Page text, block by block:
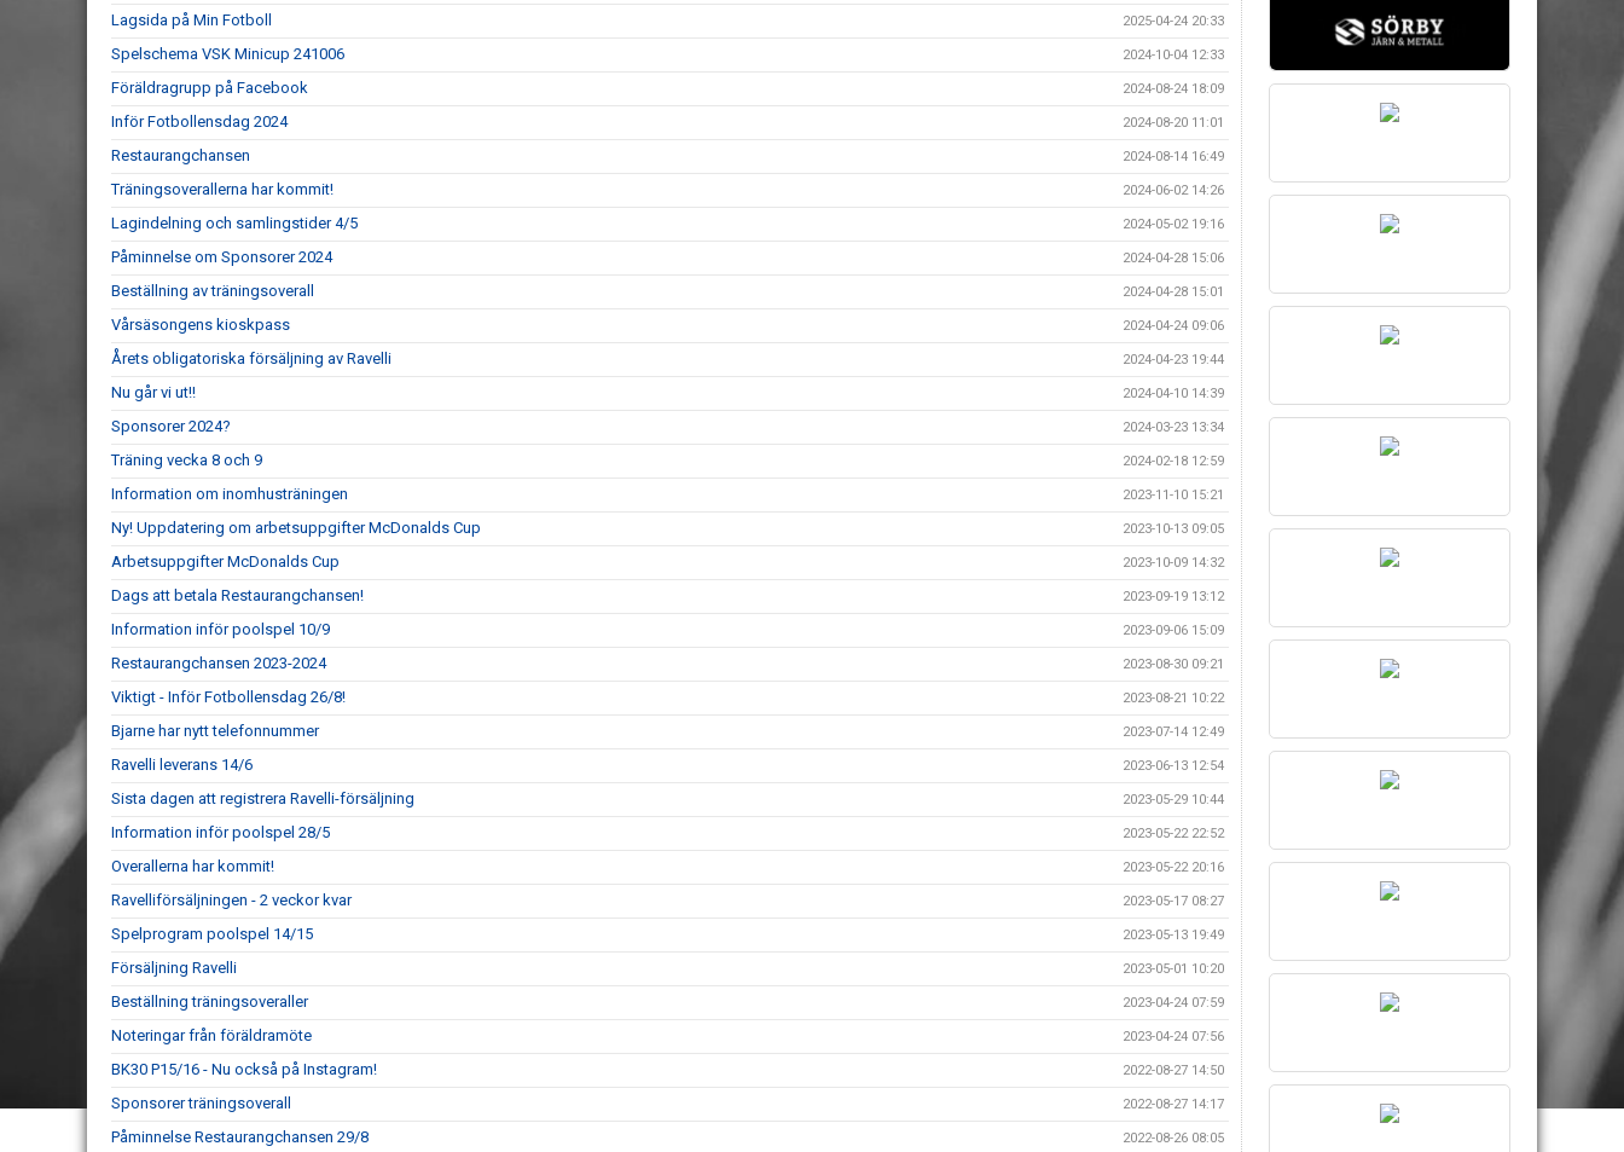
Lagsida på Min Fotboll 2025-04-24 20:33
Spelschema VSK Minicup 241006 2024-10-04 12:33
Föräldragrupp på Facebook 2024-08-24 18:09
Inför Fotbollensdag 2024 2024-08-20 11:01
Restaurangchansen 2024-08-14 16:49
Träningsoverallerna har kommit! 2024-06-02 14:26
Lagindelning och samlingstider 4/5 2024-05-02 19:16
Påminnelse om Sponsorer 2024 2024-04-28 15:06
Beställning av träningsoverall 2024-04-28 15:01
Vårsäsongens kioskpass 2024-04-24 09:06
Årets obligatoriska försäljning av Ravelli 2024-04-23 19:44
Nu går vi ut!! 2024-04-10 14:39
Sponsorer 2024? 2024-03-23 13:34
Träning vecka 8 och 9 2024-02-18 12:59
Information om inomhusträningen 2023-11-10 15:21
Ny! Uppdatering om arbetsuppgifter McDonalds Cup 2023-10-13 09:05
Arbetsuppgifter McDonalds Cup 2023-10-09 14:32
Dags att betala Restaurangchansen! 2023-09-19 13:12
Information inför poolspel 10/9 2023-09-06 15:09
Restaurangchansen 2023-2024 2023-08-30 09:21
Viktigt - Inför Fotbollensdag 26/8! 2023-08-21 10:22
Bjarne har nytt telefonnummer 2023-07-14 12:49
Ravelli leverans 14/6 2023-06-13 12:54
Sista dagen att registrera Ravelli-försäljning 2023-05-29 10:44
Information inför poolspel 28/5 2023-05-22 22:52
Overallerna har kommit! 2023-05-22 20:16
Ravelliförsäljningen - 2 veckor kvar 2023-05-17 08:27
Spelprogram poolspel 14/15 2023-05-13 19:49
Försäljning Ravelli 2023-05-01 10:20
Beställning träningsoveraller 2023-04-24 07:59
Noteringar från föräldramöte 2023-04-24 07:56
BK30 P15/16 - Nu också på Instagram! 2022-08-27 14:50
Sponsorer träningsoverall 2022-08-27 14:17
Påminnelse Restaurangchansen 29/8 2022-08-26 08:05